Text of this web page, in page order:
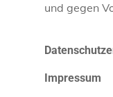
und gegen
Impressum